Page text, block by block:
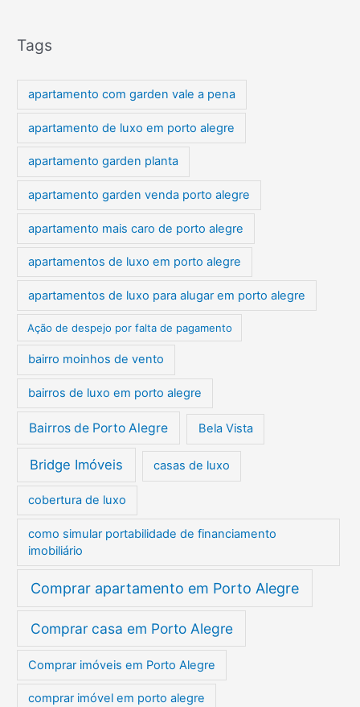
Tags
apartamento com garden vale a pena
apartamento de luxo em porto alegre
apartamento garden planta
apartamento garden venda porto alegre
apartamento mais caro de porto alegre
apartamentos de luxo em porto alegre
apartamentos de luxo para alugar em porto alegre
Ação de despejo por falta de pagamento
bairro moinhos de vento
bairros de luxo em porto alegre
Bairros de Porto Alegre Bela Vista
Bridge Imóveis casas de luxo
cobertura de luxo
como simular portabilidade de financiamento
imobiliário
Comprar apartamento em Porto Alegre
Comprar casa em Porto Alegre
Comprar imóveis em Porto Alegre
comprar imóvel em porto alegre